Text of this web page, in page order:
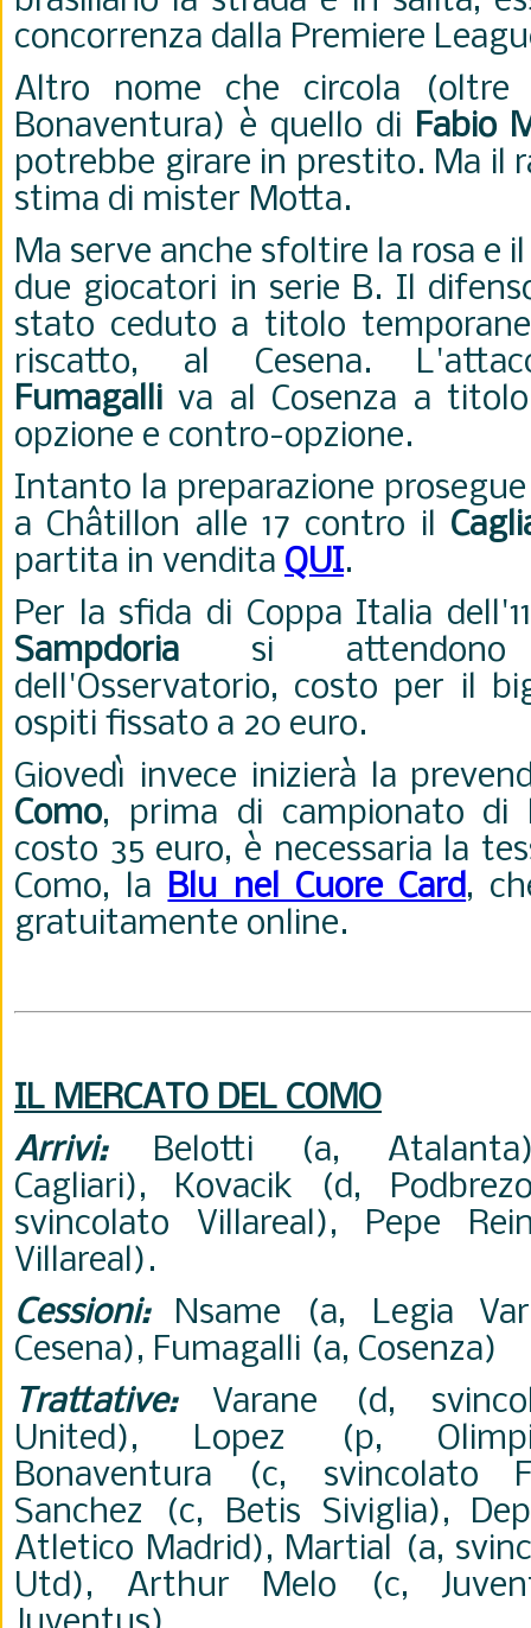
concorrenza dalla Premiere
Altro nome che circola (oltre
Bonaventura) è quello di Fabio
potrebbe girare in prestito. Ma il
stima di mister Motta.
Ma serve anche sfoltire la rosa e
due giocatori in serie B. Il
stato ceduto a titolo
riscatto, al Cesena.
Fumagalli va al Cosenza a
opzione e contro-opzione.
Intanto la preparazione
a Châtillon alle 17 contro il
partita in vendita QUI.
Per la sfida di Coppa Italia
Sampdoria si attendono
dell'Osservatorio, costo per il
ospiti fissato a 20 euro.
Giovedì invece inizierà la
Como, prima di campionato di
costo 35 euro, è necessaria la
Como, la Blu nel Cuore Card,
gratuitamente online.
IL MERCATO DEL COMO
Arrivi:Belotti (a,
Cagliari), Kovacik (d,
svincolato Villareal), Pepe
Villareal).
Cessioni:Nsame (a, Legia
Cesena), Fumagalli (a, Cosenza)
Trattative:Varane (d,
United), Lopez (p,
Bonaventura (c, svincolato
Sanchez (c, Betis Siviglia),
Atletico Madrid), Martial (a,
Utd), Arthur Melo (c,